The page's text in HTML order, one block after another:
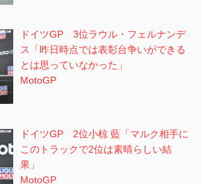
ドイツGP 3位ラウル・フェルナンデ
ス「昨日時点では表彰台争いができる
とは思っていなかった」
MotoGP
ドイツGP 2位小椋 藍「マルク相手に
このトラックで2位は素晴らしい結
果」
MotoGP